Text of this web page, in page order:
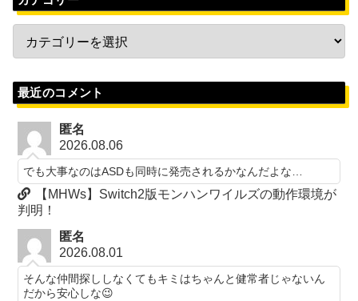
最近のコメント
匿名
2026.08.06
でも大事なのはASDも同時に発売されるかなんだよな…
【MHWs】Switch2版モンハンワイルズの動作環境が
判明！
匿名
2026.08.01
そんな仲間探ししなくてもキミはちゃんと健常者じゃないん
だから安心しな😉